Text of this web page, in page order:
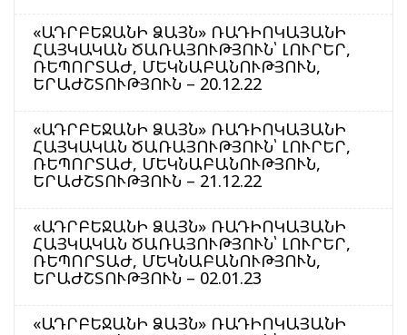
«ԱԴՐԲԵՋԱՆԻ ՁԱՅՆ» ՌԱԴԻՈԿԱՅԱՆԻ
ՀԱՅԿԱԿԱՆ ԾԱՌԱՅՈՒԹՅՈՒՆ՝ ԼՈՒՐԵՐ,
ՌԵՊՈՐՏԱԺ, ՄԵԿՆԱԲԱՆՈՒԹՅՈՒՆ,
ԵՐԱԺՇՏՈՒԹՅՈՒՆ – 20.12.22
«ԱԴՐԲԵՋԱՆԻ ՁԱՅՆ» ՌԱԴԻՈԿԱՅԱՆԻ
ՀԱՅԿԱԿԱՆ ԾԱՌԱՅՈՒԹՅՈՒՆ՝ ԼՈՒՐԵՐ,
ՌԵՊՈՐՏԱԺ, ՄԵԿՆԱԲԱՆՈՒԹՅՈՒՆ,
ԵՐԱԺՇՏՈՒԹՅՈՒՆ – 21.12.22
«ԱԴՐԲԵՋԱՆԻ ՁԱՅՆ» ՌԱԴԻՈԿԱՅԱՆԻ
ՀԱՅԿԱԿԱՆ ԾԱՌԱՅՈՒԹՅՈՒՆ՝ ԼՈՒՐԵՐ,
ՌԵՊՈՐՏԱԺ, ՄԵԿՆԱԲԱՆՈՒԹՅՈՒՆ,
ԵՐԱԺՇՏՈՒԹՅՈՒՆ – 02.01.23
«ԱԴՐԲԵՋԱՆԻ ՁԱՅՆ» ՌԱԴԻՈԿԱՅԱՆԻ